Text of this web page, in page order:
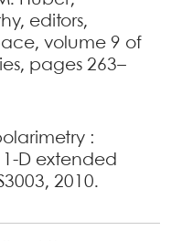
editors,
volume 9 of
pages 263–
:
D extended
2010.